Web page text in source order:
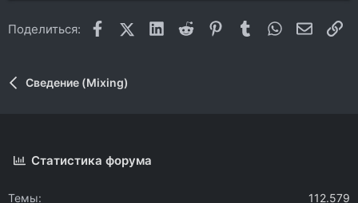
Поделиться: FacebookX (Twitter)
LinkedIn
Reddit Pinterest
Tumblr WhatsApp
Сведение (Mixing)
Статистика форума
Темы
112.579